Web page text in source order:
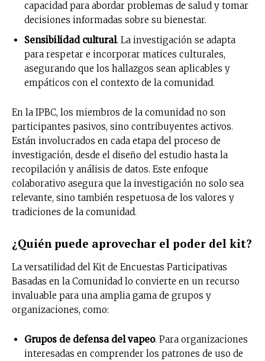
capacidad para abordar problemas de salud y tomar
decisiones informadas sobre su bienestar.
Sensibilidad cultural. La investigación se adapta
para respetar e incorporar matices culturales,
asegurando que los hallazgos sean aplicables y
empáticos con el contexto de la comunidad.
En la IPBC, los miembros de la comunidad no son
participantes pasivos, sino contribuyentes activos.
Están involucrados en cada etapa del proceso de
investigación, desde el diseño del estudio hasta la
recopilación y análisis de datos. Este enfoque
colaborativo asegura que la investigación no solo sea
relevante, sino también respetuosa de los valores y
tradiciones de la comunidad.
¿Quién puede aprovechar el poder del kit?
La versatilidad del Kit de Encuestas Participativas
Basadas en la Comunidad lo convierte en un recurso
invaluable para una amplia gama de grupos y
organizaciones, como:
Grupos de defensa del vapeo. Para organizaciones
interesadas en comprender los patrones de uso de